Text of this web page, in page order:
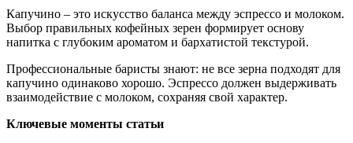
Капучино – это искусство баланса между эспрессо и молоком.
Выбор правильных кофейных зерен формирует основу
напитка с глубоким ароматом и бархатистой текстурой.
Профессиональные баристы знают: не все зерна подходят для
капучино одинаково хорошо. Эспрессо должен выдерживать
взаимодействие с молоком, сохраняя свой характер.
Ключевые моменты статьи